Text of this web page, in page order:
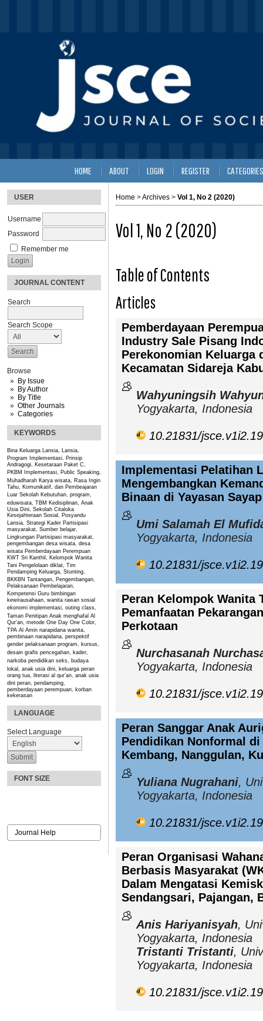
USER
Username
Password
Remember me
JOURNAL CONTENT
Search
Search Scope
Browse
By Issue
By Author
By Title
Other Journals
Categories
KEYWORDS
Bina Keluarga Lansia, Lansia,
Program
Implementasi, Prinsip
Andragogi, Kesetaraan Paket C,
PKBM
Implementasi, Public Speaking,
Muhadharah Karya wisata, Rasa Ingin
Tahu, Komunikatif, dan Pembeajaran
Luar Sekolah Kebutuhan, program,
eduwisata, TBM Kedisiplinan, Anak
Usia Dini, Sekolah Citaloka
Kesejahteraan Sosial, Posyandu
Lansia, Strategi Kader Partisipasi
masyarakat, Sumber belajar,
Lingkungan Partisipasi masyarakat,
pengembangan desa wisata, desa
wisata Pemberdayaan Perempuan
KWT Sri Kanthil, Kelompok Wanita
Tani Pengelolaan diklat, Tim
Pendamping Keluarga, Stunting,
BKKBN Tantangan, Pengembangan,
Pelaksanaan Pembelajaran,
Kompetensi Guru bimbingan
kewirausahaan, wanita rawan sosial
ekonomi implementasi, outing class,
Taman Penitipan Anak menghafal Al
Qur’an, metode One Day One Color,
TPA Al Amin narapidana wanita,
pembinaan narapidana, perspektif
gender pelaksanaan program, kursus,
desain grafis pencegahan, kader,
narkoba pendidikan seks, budaya
lokal, anak usia dini, keluarga peran
orang tua, literasi al qur’an, anak usia
dini peran, pendamping,
pemberdayaan perempuan, korban
kekerasan
LANGUAGE
Select Language
FONT SIZE
Journal Help
HOME ABOUT LOGIN REGISTER CATEGORIES
Home >Archives > Vol 1, No 2 (2020)
Vol 1, No 2 (2020)
Table of Contents
Articles
Pemberdayaan
Industry Sale Pisang
Perekonomian Keluarga
Kecamatan Sidareja
Wahyuningsih
Yogyakarta, Indonesia
10.21831/
Implementasi Pelatihan
Mengembangkan
Binaan di Yayasan
Umi Salamah El
Yogyakarta, Indonesia
10.21831/
Peran Kelompok Wanita
Pemanfaatan
Perkotaan
Nurchasanah
Yogyakarta, Indonesia
10.21831/
Peran Sanggar Anak
Pendidikan Nonformal
Kembang, Nanggulan,
Yuliana Nugrahani,
Yogyakarta, Indonesia
10.21831/
Peran Organisasi
Berbasis Masyarakat
Dalam Mengatasi
Sendangsari, Pajangan,
Anis Hariyanisyah,
Yogyakarta, Indonesia
Tristanti Tristanti,
Yogyakarta, Indonesia
10.21831/